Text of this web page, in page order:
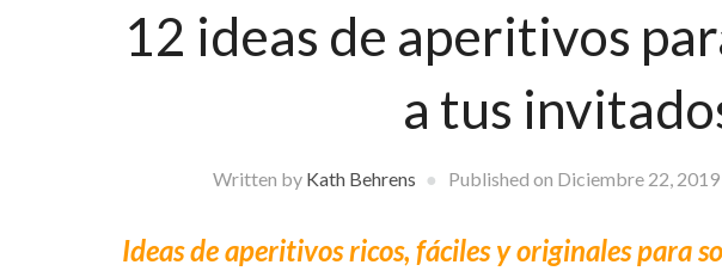
12 ideas de aperitivos
a tus
Written by Kath Behrens Published on Diciembre 22, 2019
Ideas de aperitivos ricos, fáciles y originales para